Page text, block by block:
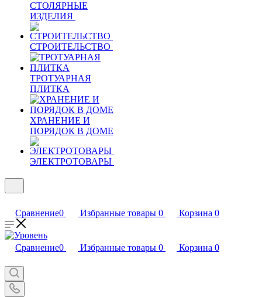
СТОЛЯРНЫЕ
ИЗДЕЛИЯ
СТРОИТЕЛЬСТВО
ТРОТУАРНАЯ
ПЛИТКА
ХРАНЕНИЕ И
ПОРЯДОК В ДОМЕ
ЭЛЕКТРОТОВАРЫ
Сравнение0 Избранные товары 0 Корзина 0
Сравнение0 Избранные товары 0 Корзина 0